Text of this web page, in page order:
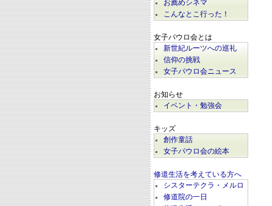
お薦めシネマ
こんなとこ行った！
女子パウロ会とは
新世紀ルーツへの巡礼
信仰の挑戦
女子パウロ会ニュース
お知らせ
イベント・勉強会
キッズ
創作童話
女子パウロ会の絵本
修道生活を考えている方へ
シスターテクラ・メルロ
修道院の一日